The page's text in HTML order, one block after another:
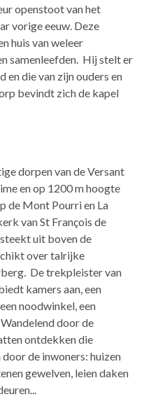
openstoot van het
vorige eeuw. Deze
huis van weleer
samenleefden. Hij stelt er
die van zijn ouders en
bevindt zich de kapel
dorpen van de Versant
en op 1200 m hoogte
de Mont Pourri en La
van St François de
uit boven de
over talrijke
De trekpleister van
kamers aan, een
noodwinkel, een
door de
ontdekken die
de inwoners: huizen
gewelven, leien daken